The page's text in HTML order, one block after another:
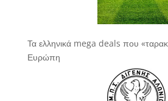
Τα ελληνικά mega deals που
Ευρώπη